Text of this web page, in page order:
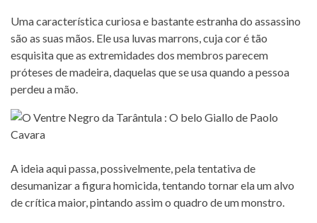
Uma característica curiosa e bastante estranha do assassino
são as suas mãos. Ele usa luvas marrons, cuja cor é tão
esquisita que as extremidades dos membros parecem
próteses de madeira, daquelas que se usa quando a pessoa
perdeu a mão.
A ideia aqui passa, possivelmente, pela tentativa de
desumanizar a figura homicida, tentando tornar ela um alvo
de crítica maior, pintando assim o quadro de um monstro.